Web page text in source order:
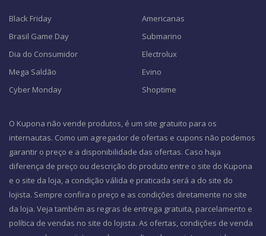
Black Friday
Brasil Game Day
Dia do Consumidor
Mega Saldão
Cyber Monday
Americanas
Submarino
Electrolux
Evino
Shoptime
O Kupona não vende produtos, é um site gratuito para os
internautas. Como um agregador de ofertas e cupons não podemos
garantir o preço e a disponibilidade das ofertas. Caso haja
diferença de preço ou descrição do produto entre o site do Kupona
e o site da loja, a condição válida e praticada será a do site do
lojista. Sempre confira o preço e as condições diretamente no site
da loja. Veja também as regras de entrega gratuita, parcelamento e
política de vendas no site do lojista. As ofertas, condições de venda